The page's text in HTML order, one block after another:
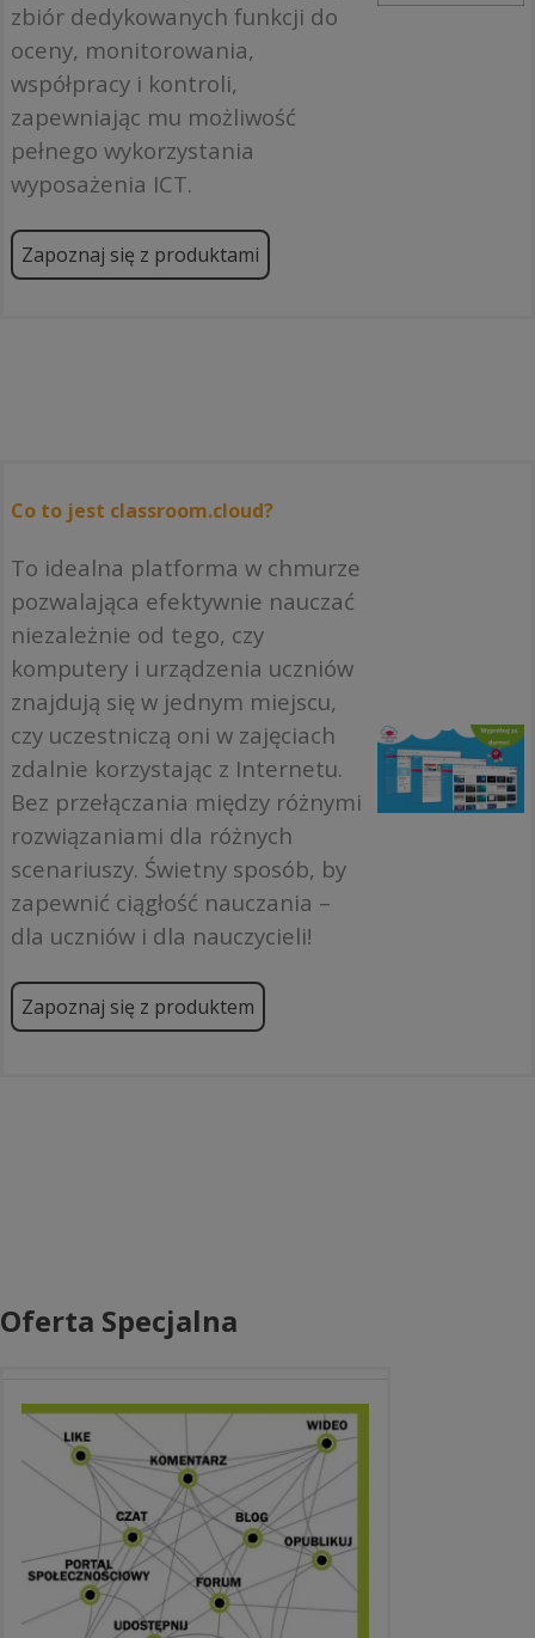
zbiór dedykowanych funkcji do
oceny, monitorowania,
współpracy i kontroli,
zapewniając mu możliwość
pełnego wykorzystania
wyposażenia ICT.
Zapoznaj się z produktami
Co to jest classroom.cloud?
To idealna platforma w chmurze
pozwalająca efektywnie nauczać
niezależnie od tego, czy
komputery i urządzenia uczniów
znajdują się w jednym miejscu,
czy uczestniczą oni w zajęciach
zdalnie korzystając z Internetu.
Bez przełączania między różnymi
rozwiązaniami dla różnych
scenariuszy. Świetny sposób, by
zapewnić ciągłość nauczania –
dla uczniów i dla nauczycieli!
Zapoznaj się z produktem
Oferta Specjalna